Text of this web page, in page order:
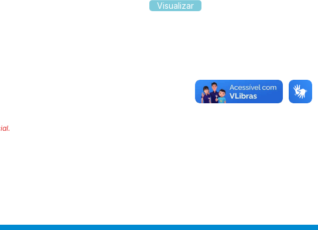
Visualizar